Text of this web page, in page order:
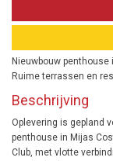
Nieuwbouw
Ruime terrassen en
Beschrijving
Oplevering is gepland
penthouse in Mijas
Club, met vlotte